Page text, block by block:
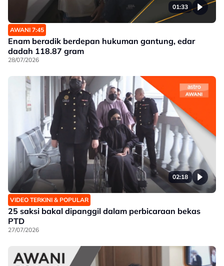
01:33
AWANI 7:45
Enam beradik berdepan hukuman gantung, edar
dadah 118.87 gram
28/07/2026
02:18
VIDEO TERKINI & POPULAR
25 saksi bakal dipanggil dalam perbicaraan bekas
PTD
27/07/2026